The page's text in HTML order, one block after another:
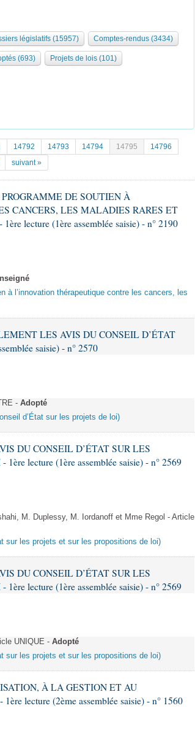
législatifs (15957) Comptes-rendus (3434)
(693) Projets de lois (101)
14792 14793 14794 14795
14796
suivant »
DE SOUTIEN À
CANCERS, LES MALADIES RARES ET
lecture (1ère assemblée saisie) - n° 2190
à l’innovation thérapeutique contre les cancers, les
LES AVIS DU CONSEIL D’ÉTAT
saisie) - n° 2570
- Adopté
d’État sur les projets de loi)
DU CONSEIL D’ÉTAT SUR LES
lecture (1ère assemblée saisie) - n° 2569
M. Duplessy, M. Iordanoff et Mme Regol - Article
sur les projets et sur les propositions de loi)
DU CONSEIL D’ÉTAT SUR LES
lecture (1ère assemblée saisie) - n° 2569
UNIQUE - Adopté
sur les projets et sur les propositions de loi)
À LA GESTION ET AU
lecture (2ème assemblée saisie) - n° 1560